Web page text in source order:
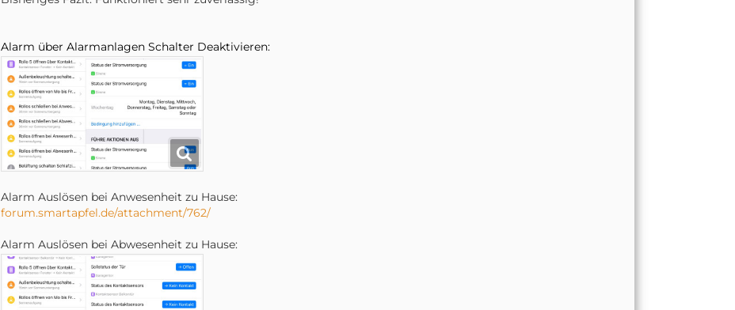
Alarm über Alarmanlagen Schalter Deaktivieren:
Alarm Auslösen bei Anwesenheit zu Hause:
forum.smartapfel.de/attachment/762/
Alarm Auslösen bei Abwesenheit zu Hause: